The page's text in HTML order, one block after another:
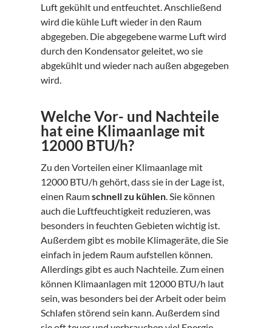
Luft gekühlt und entfeuchtet. Anschließend
wird die kühle Luft wieder in den Raum
abgegeben. Die abgegebene warme Luft wird
durch den Kondensator geleitet, wo sie
abgekühlt und wieder nach außen abgegeben
wird.
Welche Vor- und Nachteile
hat eine Klimaanlage mit
12000 BTU/h?
Zu den Vorteilen einer Klimaanlage mit
12000 BTU/h gehört, dass sie in der Lage ist,
einen Raumschnell zu kühlen . Sie können
auch die Luftfeuchtigkeit reduzieren, was
besonders in feuchten Gebieten wichtig ist.
Außerdem gibt es mobile Klimageräte, die Sie
einfach in jedem Raum aufstellen können.
Allerdings gibt es auch Nachteile. Zum einen
können Klimaanlagen mit 12000 BTU/h laut
sein, was besonders bei der Arbeit oder beim
Schlafen störend sein kann. Außerdem sind